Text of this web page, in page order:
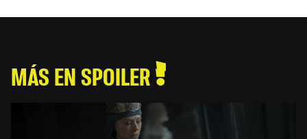
MÁS EN SPOILER